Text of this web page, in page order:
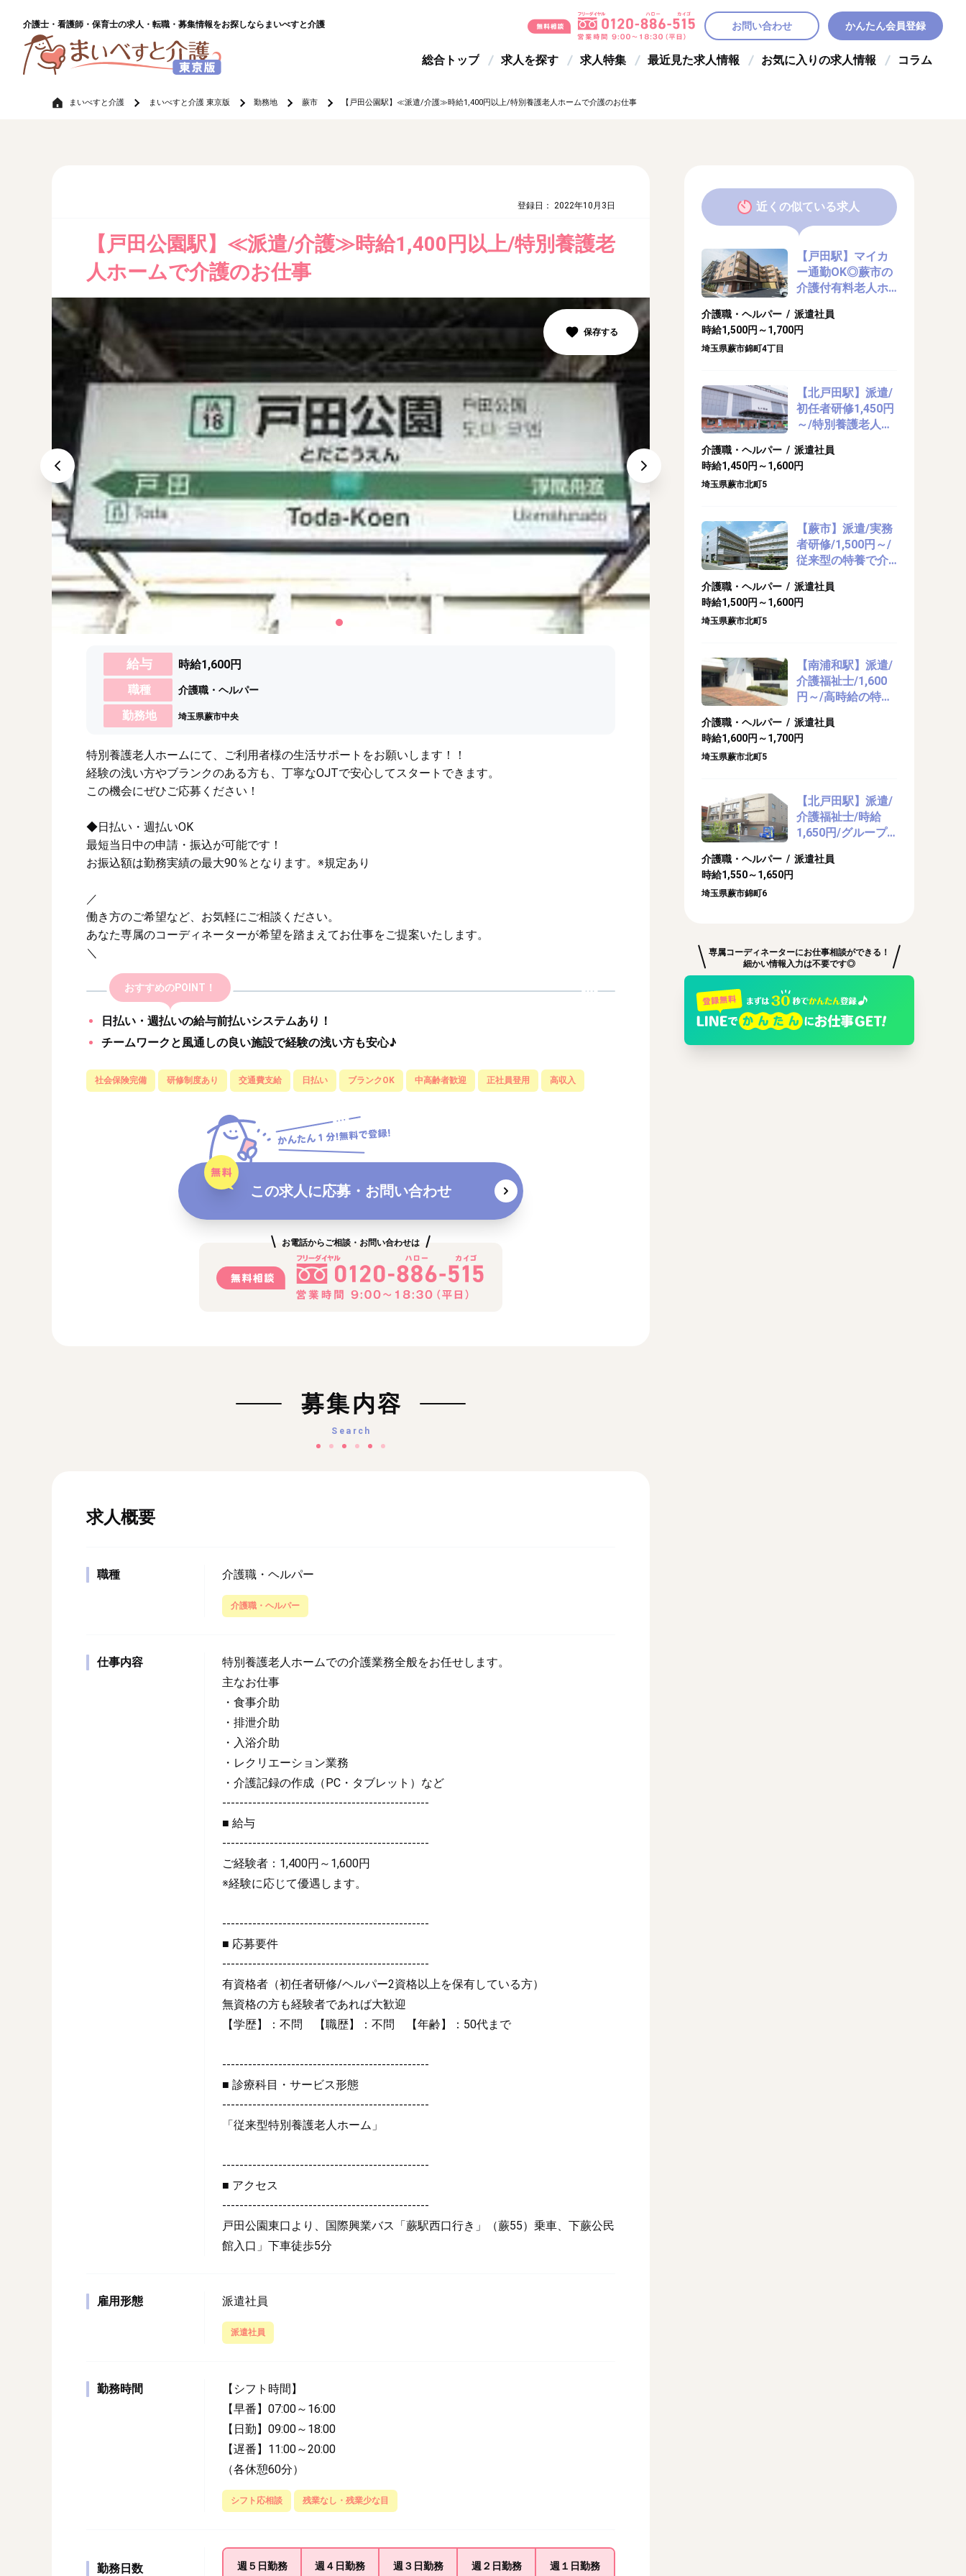
介護士・看護師・保育士の求人・転職・募集情報をお探しならまいべすと介護 お問い合わせ かんたん会員登録
総合トップ 求人を探す 求人特集 最近見た求人情報 お気に入りの求人情報 コラム
まいべすと介護 まいべすと介護 東京版 勤務地 蕨市 【戸田公園駅】≪派遣/介護≫時給1,400円以上/特別養護老人ホームで介護のお仕事
登録日： 2022年10月3日
【戸田公園駅】≪派遣/介護≫時給1,400円以上/特別養護老
人ホームで介護のお仕事
あなたのご要望お聞かせください♪
給与
時給1,600円
職種
介護職・ヘルパー
勤務地 埼玉県蕨市中央
特別養護老人ホームにて、ご利用者様の生活サポートをお願いします！！
経験の浅い方やブランクのある方も、丁寧なOJTで安心してスタートできます。
この機会にぜひご応募ください！
◆日払い・週払いOK
最短当日中の申請・振込が可能です！
お振込額は勤務実績の最大90％となります。※規定あり
／
働き方のご希望など、お気軽にご相談ください。
あなた専属のコーディネーターが希望を踏まえてお仕事をご提案いたします。
＼
おすすめのPOINT！
日払い・週払いの給与前払いシステムあり！
チームワークと風通しの良い施設で経験の浅い方も安心♪
社会保険完備 研修制度あり 交通費支給 日払い ブランクOK 中高齢者歓迎 正社員登用 高収入
この求人に応募・お問い合わせ
お電話からご相談・お問い合わせは
募集内容
Search
求人概要
職種 介護職・ヘルパー
介護職・ヘルパー
仕事内容
特別養護老人ホームでの介護業務全般をお任せします。
主なお仕事
・食事介助
・排泄介助
・入浴介助
・レクリエーション業務
・介護記録の作成（PC・タブレット）など
------------------------------------------------
■ 給与
------------------------------------------------
ご経験者：1,400円～1,600円
※経験に応じて優遇します。
------------------------------------------------
■ 応募要件
------------------------------------------------
有資格者（初任者研修/ヘルパー2資格以上を保有している方）
無資格の方も経験者であれば大歓迎
【学歴】：不問 【職歴】：不問 【年齢】：50代まで
------------------------------------------------
■ 診療科目・サービス形態
------------------------------------------------
「従来型特別養護老人ホーム」
------------------------------------------------
■ アクセス
------------------------------------------------
戸田公園東口より、国際興業バス「蕨駅西口行き」（蕨55）乗車、下蕨公民
館入口」下車徒歩5分
雇用形態 派遣社員
派遣社員
勤務時間
【シフト時間】
【早番】07:00～16:00
【日勤】09:00～18:00
【遅番】11:00～20:00
（各休憩60分）
シフト応相談 残業なし・残業少な目
勤務日数 週５日勤務 週４日勤務 週３日勤務 週２日勤務 週１日勤務
近くの似ている求人
【戸田駅】マイカ
ー通勤OK◎蕨市の
介護付有料老人ホ
募集中！給与日払
い可
介護職・ヘルパー / 派遣社員
時給1,500円～1,700円
埼玉県蕨市錦町4丁目
【北戸田駅】派遣/
初任者研修1,450円
～/特別養護老人ホ
事
介護職・ヘルパー / 派遣社員
時給1,450円～1,600円
埼玉県蕨市北町5
【蕨市】派遣/実務
者研修/1,500円～/
従来型の特養で介
介護職・ヘルパー / 派遣社員
時給1,500円～1,600円
埼玉県蕨市北町5
【南浦和駅】派遣/
介護福祉士/1,600
円～/高時給の特別
介護のお仕事
介護職・ヘルパー / 派遣社員
時給1,600円～1,700円
埼玉県蕨市北町5
【北戸田駅】派遣/
介護福祉士/時給
1,650円/グループ
仕事
介護職・ヘルパー / 派遣社員
時給1,550～1,650円
埼玉県蕨市錦町6
専属コーディネーターにお仕事相談ができる！
細かい情報入力は不要です◎